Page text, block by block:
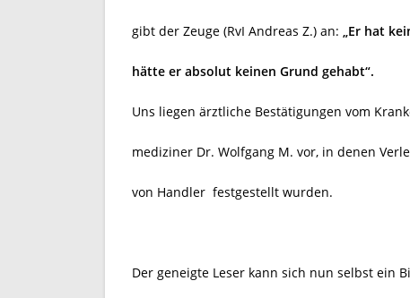
gibt der Zeuge (RvI Andreas Z.) an: „Er hat
hätte er absolut keinen Grund gehabt“.
Uns liegen ärztliche Bestätigungen vom
mediziner Dr. Wolfgang M. vor, in denen
von Handler festgestellt wurden.
Der geneigte Leser kann sich nun selbst ein